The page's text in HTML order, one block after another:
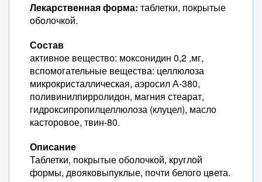
Лекарственная форма: таблетки, покрытые
оболочкой.
Состав
активное вещество: моксонидин 0,2 ,мг,
вспомогательные вещества: целлюлоза
микрокристаллическая, аэросил А-380,
поливинилпирролидон, магния стеарат,
гидроксипропилцеллюлоза (клуцел), масло
касторовое, твин-80.
Описание
Таблетки, покрытые оболочкой, круглой
формы, двояковыпуклые, почти белого цвета.